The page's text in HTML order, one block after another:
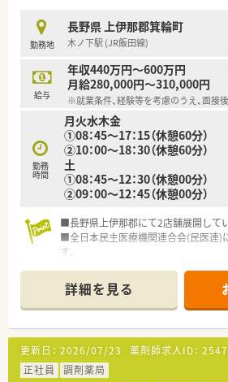
います。
■現在はマネージャーが応援に入り運
に根ざして長く活躍いただける正社
す。
■年齢や転職回数については柔軟に相
務へ取り組んでいただける方であれ
ます。
【法人特徴について】
■1982年設立の地元有力企業であり、
富士薬品グループとしての盤石な経営
す。
■長野県を中心にドラッグストアと調
す。
■2021年には経済産業省より健康経営
り、従業員の健康増進や働きやすい環
す。
勤務地
長野県 上伊那郡箕輪町
木ノ下駅 (JR飯田線)
給与
年収440万円～600万円
月給280,000円～310,000円
※就業条件、経験等を考慮のうえ、面接後
勤務
時間
月火水木金
①08：45～17：15（休憩60分）
②10：00～18：30（休憩60分）
土
①08：45～12：30（休憩00分）
②09：00～12：45（休憩00分）
■長野県上伊那郡にて2店舗展開して
■全日本民主医療機関連合会(民医連)
す。
36年目 年収：906万円）
■総合科目を応需のため、勉強になる
■在宅も施設・個人宅と行っています。
■住宅手当も最大15,000円／月、支給
詳細を見る
更新日： 2026/07/23 薬剤師求人ID：
正社員
調剤薬局